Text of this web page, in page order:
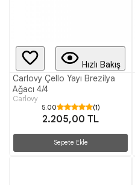
Hızlı Bakış
Carlovy Çello Yayı Brezilya
Ağacı 4/4
Carlovy
5.00 (1)
2.205,00 TL
Sepete Ekle